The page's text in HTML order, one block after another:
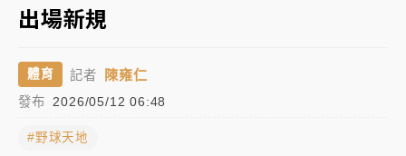
台東農業處長涉圖利渡假村！東檢抗告成功 今重開羈
押庭
父親節泡湯了！中颱白海豚雨彈轟3天 「紅到發紫」降
雨熱區曝
女律師陳昱瑄詐慈濟10億！黃金158kg遭查扣畫面曝光
▼
出場新規
體育 記者 陳雍仁
發布 2026/05/12 06:48
#野球天地